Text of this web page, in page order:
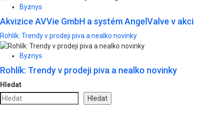
Byznys
Akvizice AVVie GmbH a systém AngelValve v akci
Rohlík: Trendy v prodeji piva a nealko novinky
Byznys
Rohlík: Trendy v prodeji piva a nealko novinky
Hledat
Hledat